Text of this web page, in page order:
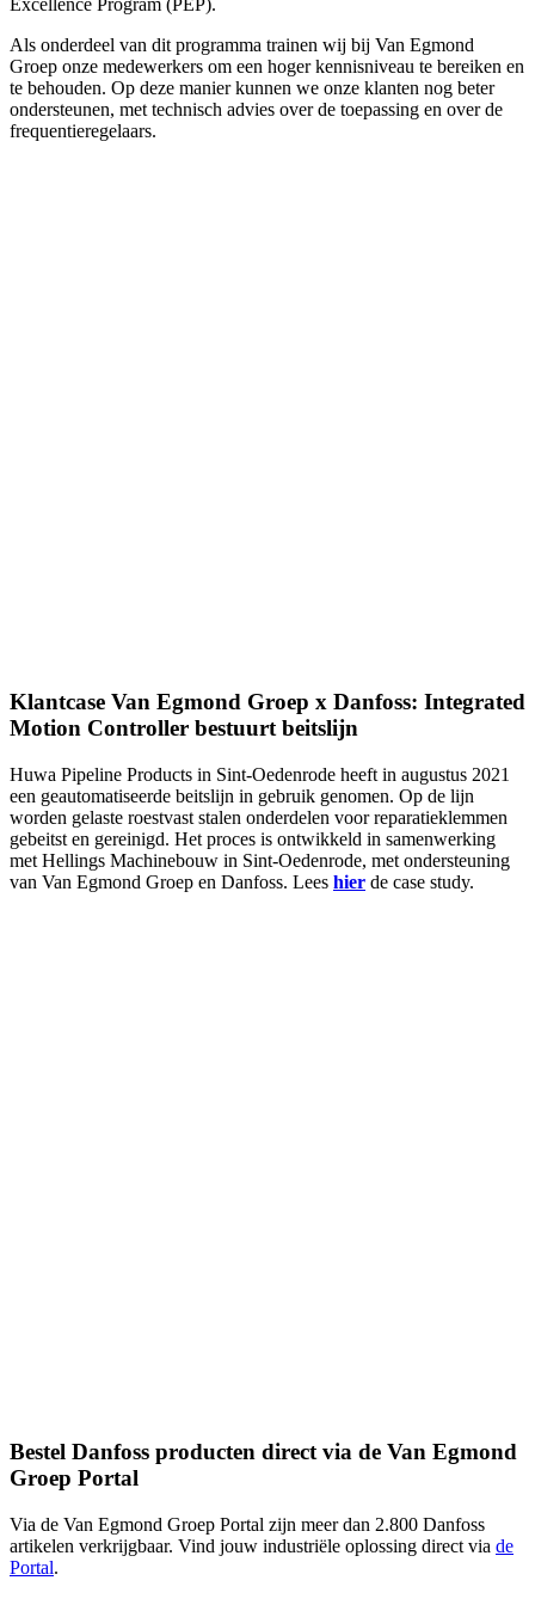
Excellence Program (PEP).
Als onderdeel van dit programma trainen wij bij Van Egmond
Groep onze medewerkers om een hoger kennisniveau te bereiken en
te behouden. Op deze manier kunnen we onze klanten nog beter
ondersteunen, met technisch advies over de toepassing en over de
frequentieregelaars.
Klantcase Van Egmond Groep x Danfoss: Integrated
Motion Controller bestuurt beitslijn
Huwa Pipeline Products in Sint-Oedenrode heeft in augustus 2021
een geautomatiseerde beitslijn in gebruik genomen. Op de lijn
worden gelaste roestvast stalen onderdelen voor reparatieklemmen
gebeitst en gereinigd. Het proces is ontwikkeld in samenwerking
met Hellings Machinebouw in Sint-Oedenrode, met ondersteuning
van Van Egmond Groep en Danfoss. Lees hier de case study.
Bestel Danfoss producten direct via de Van Egmond
Groep Portal
Via de Van Egmond Groep Portal zijn meer dan 2.800 Danfoss
artikelen verkrijgbaar. Vind jouw industriële oplossing direct via de
Portal.